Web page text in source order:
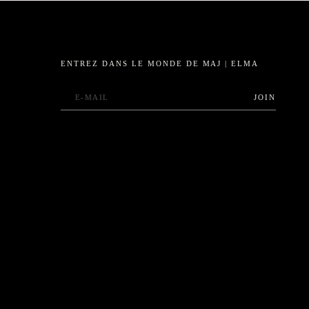
ENTREZ DANS LE MONDE DE MAJ | ELMA
JOIN